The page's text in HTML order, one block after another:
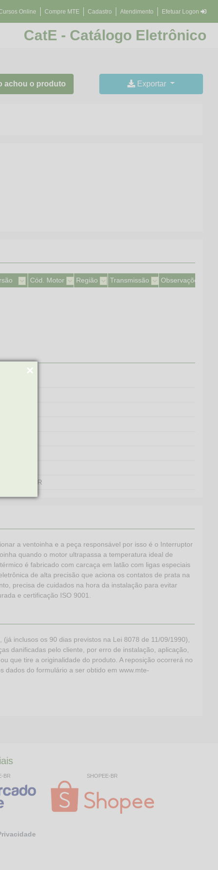
Online Compre MTE Cadastro Atendimento Efetuar Logon
CatE - Catálogo Eletrônico
achou o produto Exportar
Cód. Motor Região Transmissão
Observações
a ventoinha e a peça responsável por isso é o Interruptor
quando o motor ultrapassa a temperatura ideal de
é fabricado com carcaça em latão com ligas especiais
de alta precisão que aciona os contatos de prata na
precisa de cuidados na hora da instalação para evitar
e certificação ISO 9001.
inclusos os 90 dias previstos na Lei 8078 de 11/09/1990),
danificadas pelo cliente, por erro de instalação, aplicação,
que tire a originalidade do produto. A reposição ocorrerá no
dados do formulário a ser obtido em www.mte-
BR SHOPEE-BR